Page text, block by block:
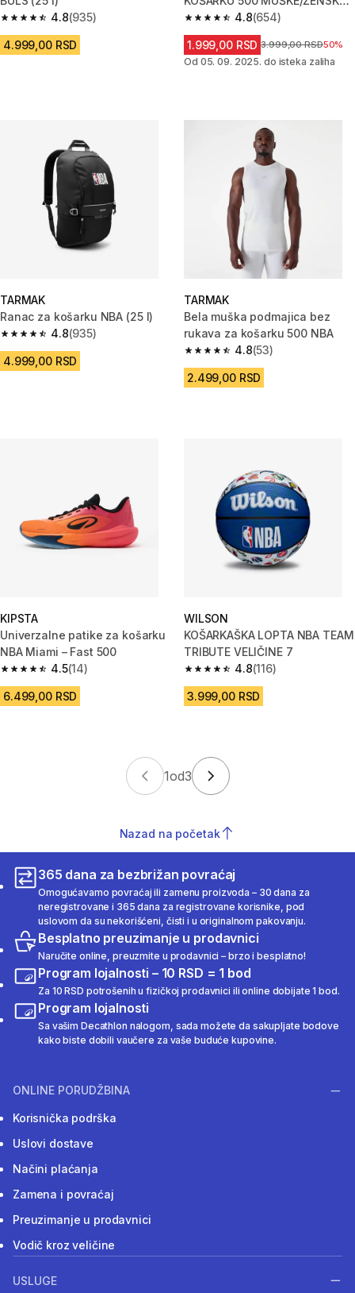
4.8
4.8 od 5 zvezdica from 935 Recenzije
(935)
4.999,00 RSD
NBA LOS ANGELES LAKERS
CRNE
4.8
4.8 od 5 zvezdica from 654
(654)
1.999,00 RSD Cena pre sniženja
3.999,00 RSD50%
Od 05. 09. 2025. do isteka zaliha
TARMAK
Ranac za košarku NBA (25 l)
4.8
4.8 od 5 zvezdica from 935 Recenzije
(935)
4.999,00 RSD
TARMAK
Bela muška podmajica bez
rukava za košarku 500 NBA
4.8
4.8 od 5 zvezdica from 53
(53)
2.499,00 RSD
KIPSTA
Univerzalne patike za košarku
NBA Miami – Fast 500
4.5
4.5 od 5 zvezdica from 14 Recenzije
(14)
6.499,00 RSD
WILSON
KOŠARKAŠKA LOPTA NBA TEAM
TRIBUTE VELIČINE 7
4.8
4.8 od 5 zvezdica from 116
(116)
3.999,00 RSD
1od3
Nazad na početak
365 dana za bezbrižan povraćaj
Omogućavamo povraćaj ili zamenu proizvoda – 30 dana za
neregistrovane i 365 dana za registrovane korisnike, pod
uslovom da su nekorišćeni, čisti i u originalnom pakovanju.
Besplatno preuzimanje u prodavnici
Naručite online, preuzmite u prodavnici – brzo i besplatno!
Program lojalnosti – 10 RSD = 1 bod
Za 10 RSD potrošenih u fizičkoj prodavnici ili online dobijate 1 bod.
Program lojalnosti
Sa vašim Decathlon nalogom, sada možete da sakupljate bodove
kako biste dobili vaučere za vaše buduće kupovine.
ONLINE PORUDŽBINA
Korisnička podrška
Uslovi dostave
Načini plaćanja
Zamena i povraćaj
Preuzimanje u prodavnici
Vodič kroz veličine
USLUGE